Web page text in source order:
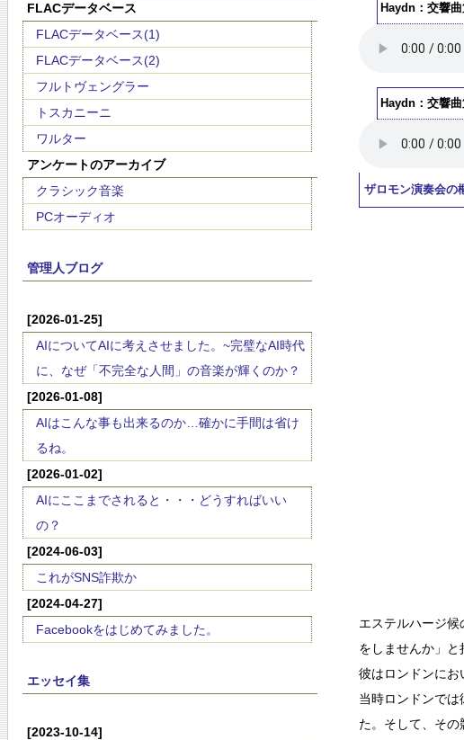
FLACデータベース
FLACデータベース(1)
FLACデータベース(2)
フルトヴェングラー
トスカニーニ
ワルター
アンケートのアーカイブ
クラシック音楽
PCオーディオ
管理人ブログ
[2026-01-25]
AIについてAIに考えさせました。~完璧なAI時代
に、なぜ「不完全な人間」の音楽が輝くのか？
[2026-01-08]
AIはこんな事も出来るのか…確かに手間は省け
るね。
[2026-01-02]
AIにここまでされると・・・どうすればいい
の？
[2024-06-03]
これがSNS詐欺か
[2024-04-27]
Facebookをはじめてみました。
エッセイ集
[2023-10-14]
Haydn：交響
Haydn：交響
ザロモン演奏会の
エステルハージ
をしませんか」と
彼はロンドンにお
当時ロンドンで
た。そして、そ